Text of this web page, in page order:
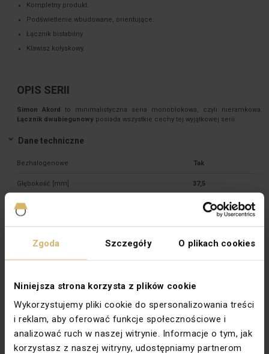
Zgoda Szczegóły O plikach cookies
Niniejsza strona korzysta z plików cookie
Wykorzystujemy pliki cookie do spersonalizowania treści
i reklam, aby oferować funkcje społecznościowe i
analizować ruch w naszej witrynie. Informacje o tym, jak
korzystasz z naszej witryny, udostępniamy partnerom
Kompletny produkt.
Podświetlenie wbudowane, orientujące.
Łącznik bistabilny.
Klawisz kołyskowy.
OPIS SERII
Simon Akord
to minimalistyczna seria monoblokowa, czyli nieramkowa.
Łącznik dwubiegunowy posiada wszystkie cechy tej wyjątkowej serii.
Dane techniczne
Bezhalogenowe Tak
Głębokość [mm] 37,5
Ilość klawiszy
Kształt Prostokątny
Mocowanie
Pazurki
Montaż Podtynkowy
Napięcie znamionowe [V] 230